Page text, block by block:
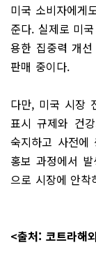
미국 소비자에게
준다. 실제로 미
용한 집중력 개
판매 중이다.
다만, 미국 시장
표시 규제와 건
숙지하고 사전에
홍보 과정에서
으로 시장에 안
<출처: 코트라해